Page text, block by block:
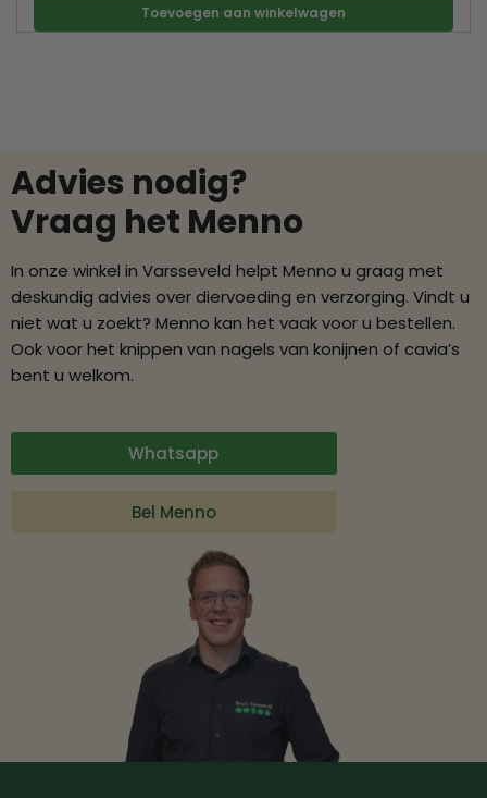
Toevoegen aan winkelwagen
Advies nodig?
Vraag het Menno
In onze winkel in Varsseveld helpt Menno u graag met
deskundig advies over diervoeding en verzorging. Vindt u
niet wat u zoekt? Menno kan het vaak voor u bestellen.
Ook voor het knippen van nagels van konijnen of cavia’s
bent u welkom.
Whatsapp
Bel Menno